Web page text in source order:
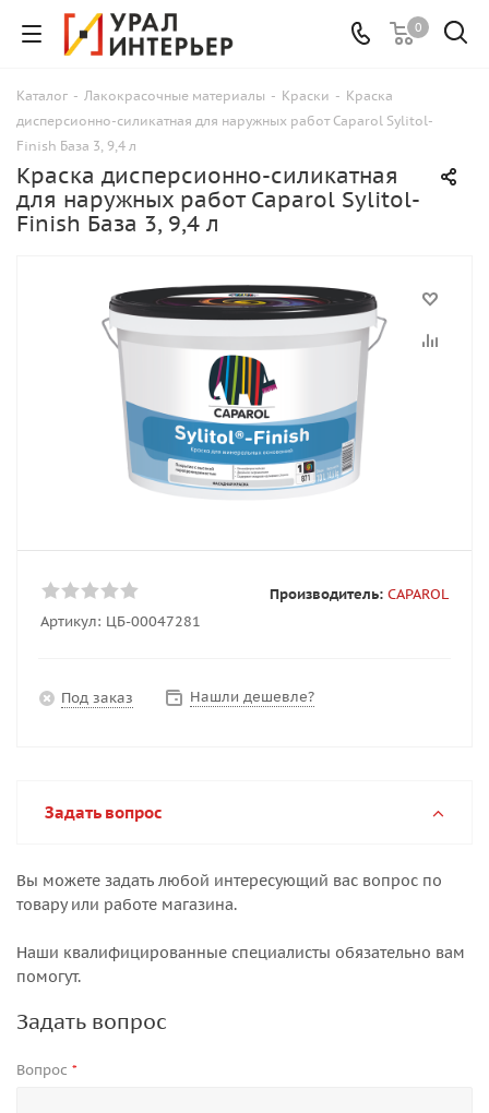
0
Каталог - Лакокрасочные материалы - Краски - Краска
дисперсионно-силикатная для наружных работ Caparol Sylitol-
Finish База 3, 9,4 л
Краска дисперсионно-силикатная
для наружных работ Caparol Sylitol-
Finish База 3, 9,4 л
Артикул: ЦБ-00047281
Производитель: CAPAROL
Под заказ Нашли дешевле?
Задать вопрос
Вы можете задать любой интересующий вас вопрос по
товару или работе магазина.
Наши квалифицированные специалисты обязательно вам
помогут.
Задать вопрос
Вопрос *